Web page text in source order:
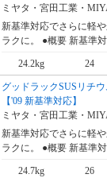
ミヤタ・宮田工業・
新基準対応でさらに軽
ラクに。 ●概要 新基準
24.2kg 24
グッドラックSUSリチ
【'09 新基準対応】
ミヤタ・宮田工業・
新基準対応でさらに軽
ラクに。 ●概要 新基準
24.7kg 26